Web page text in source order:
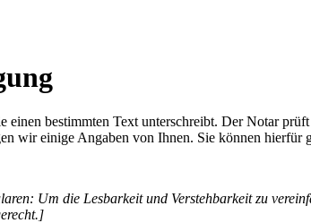
bestimmten Text unterschreibt. Der Notar
wir einige Angaben von Ihnen. Sie können hierfür
Um die Lesbarkeit und Verstehbarkeit zu